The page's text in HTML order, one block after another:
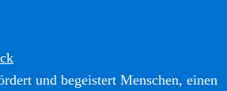
und begeistert Menschen, einen